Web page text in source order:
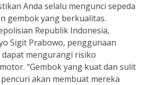
Anda selalu mengunci sepeda
gembok yang berkualitas.
Republik Indonesia,
Sigit Prabowo, penggunaan
mengurangi risiko
“Gembok yang kuat dan sulit
akan membuat mereka